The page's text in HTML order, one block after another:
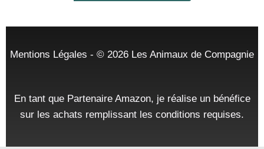
Mentions Légales - © 2026 Les Animaux de Compagnie
En tant que Partenaire Amazon, je réalise un bénéfice
sur les achats remplissant les conditions requises.